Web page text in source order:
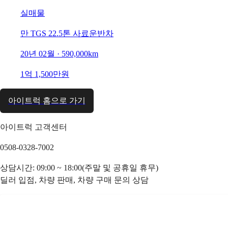
실매물
만 TGS 22.5톤 사료운반차
20년 02월 · 590,000km
1억 1,500만원
아이트럭 홈으로 가기
아이트럭 고객센터
0508-0328-7002
상담시간: 09:00 ~ 18:00(주말 및 공휴일 휴무)
딜러 입점, 차량 판매, 차량 구매 문의 상담